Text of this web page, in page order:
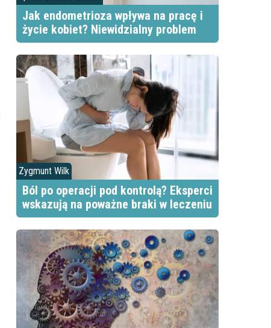
Jak endometrioza wpływa na pracę i
życie kobiet? Niewidzialny problem
Zygmunt Wilk
Ból po operacji pod kontrolą? Eksperci
wskazują na poważne braki w leczeniu